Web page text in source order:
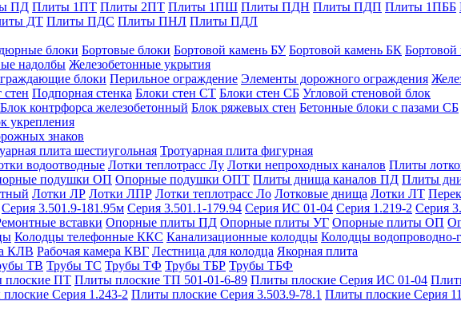
ПД Плиты 1ПТ Плиты 2ПТ Плиты 1ПШ Плиты ПДН Плиты ПДП Плиты 1ПББ
ДТ Плиты ПДС Плиты ПНЛ Плиты ПДЛ
блоки Бортовые блоки Бортовой камень БУ Бортовой камень БК Бортовой
надолбы Железобетонные укрытия
блоки Перильное ограждение Элементы дорожного ограждения
Подпорная стенка Блоки стен СТ Блоки стен СБ Угловой стеновой блок
Блок контрфорса железобетонный Блок ряжевых стен Бетонные блоки с пазами СБ
укрепления
знаков
плита шестиугольная Тротуарная плита фигурная
водоотводные Лотки теплотрасс Лу Лотки непроходных каналов Плиты
подушки ОП Опорные подушки ОПТ Плиты днища каналов ПД Плиты
Лотки ЛР Лотки ЛПР Лотки теплотрасс Ло Лотковые днища Лотки ЛТ
Серия 3.501.9-181.95м Серия 3.501.1-179.94 Серия ИС 01-04 Серия 1.219-2 Серия
вставки Опорные плиты ПД Опорные плиты УГ Опорные плиты ОП
Колодцы телефонные ККС Канализационные колодцы Колодцы водопроводно-
КЛВ Рабочая камера КВГ Лестница для колодца Якорная плита
ТВ Трубы ТС Трубы ТФ Трубы ТБР Трубы ТБФ
плоские ПТ Плиты плоские ТП 501-01-6-89 Плиты плоские Серия ИС 01-04
Серия 1.243-2 Плиты плоские Серия 3.503.9-78.1 Плиты плоские Серия